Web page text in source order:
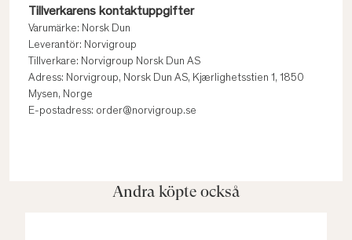
Tillverkarens kontaktuppgifter
Varumärke: Norsk Dun
Leverantör: Norvigroup
Tillverkare: Norvigroup Norsk Dun AS
Adress: Norvigroup, Norsk Dun AS, Kjærlighetsstien 1, 1850
Mysen, Norge
E-postadress: order@norvigroup.se
Andra köpte också